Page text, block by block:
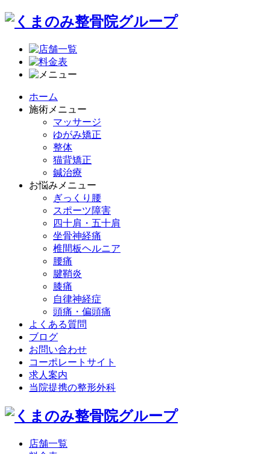
ホーム
施術メニュー
マッサージ
ゆがみ矯正
整体
猫背矯正
鍼治療
お悩みメニュー
ぎっくり腰
スポーツ障害
四十肩・五十肩
坐骨神経痛
椎間板ヘルニア
腰痛
腱鞘炎
膝痛
自律神経症
頭痛・偏頭痛
よくある質問
ブログ
お問い合わせ
コーポレートサイト
求人案内
当院提携の整形外科
店舗一覧